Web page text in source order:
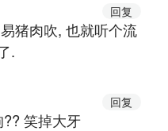
回复
猪肉吹, 也就听个流
.
回复
笑掉大牙